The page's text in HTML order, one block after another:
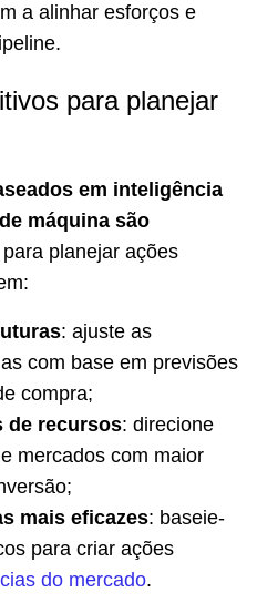
a alinhar esforços e
para planejar
em inteligência
máquina são
para planejar ações
: ajuste as
com base em previsões
compra;
de recursos: direcione
mercados com maior
mais eficazes: baseie-
para criar ações
do mercado.